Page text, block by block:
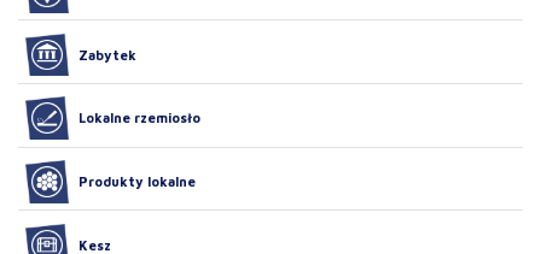
Zabytek
Lokalne rzemiosło
Produkty lokalne
Kesz